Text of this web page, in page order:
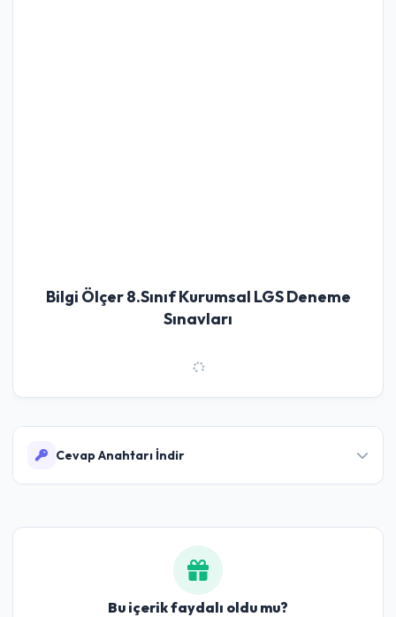
Bilgi Ölçer 8.Sınıf Kurumsal LGS Deneme
Sınavları
Cevap Anahtarı İndir
Bilgi Ölçer Deneme Sınavı 2 Cevap Anahtarı
Bu içerik faydalı oldu mu?